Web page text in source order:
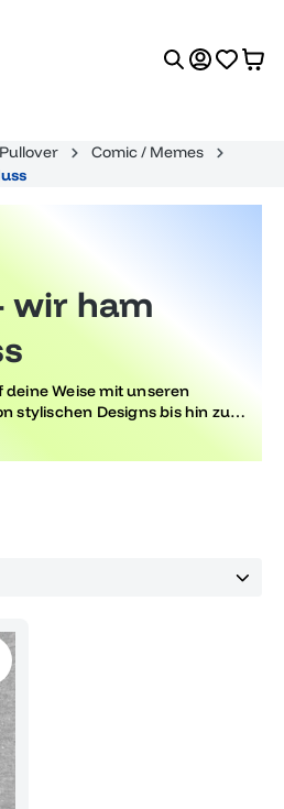
Comic / Memes
wir ham
Weise mit unseren
stylischen Designs bis hin zu
um deine Party